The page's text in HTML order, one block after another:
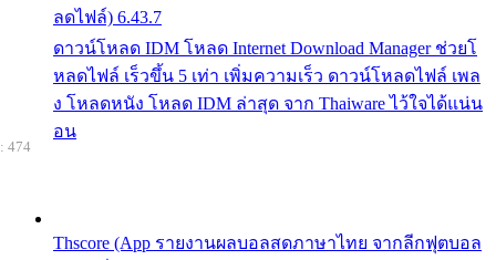
ลดไฟล์) 6.43.7
ดาวน์โหลด IDM โหลด Internet Download Manager ช่วยโ
หลดไฟล์ เร็วขึ้น 5 เท่า เพิ่มความเร็ว ดาวน์โหลดไฟล์ เพล
ง โหลดหนัง โหลด IDM ล่าสุด จาก Thaiware ไว้ใจได้แน่น
อน
Thscore (App รายงานผลบอลสดภาษาไทย จากลีกฟุตบอล
474